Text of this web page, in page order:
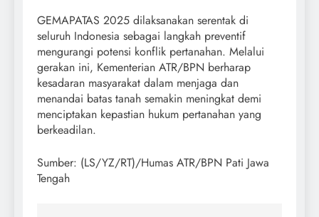
GEMAPATAS 2025 dilaksanakan serentak di
seluruh Indonesia sebagai langkah preventif
mengurangi potensi konflik pertanahan. Melalui
gerakan ini, Kementerian ATR/BPN berharap
kesadaran masyarakat dalam menjaga dan
menandai batas tanah semakin meningkat demi
menciptakan kepastian hukum pertanahan yang
berkeadilan.
Sumber: (LS/YZ/RT)/Humas ATR/BPN Pati Jawa
Tengah